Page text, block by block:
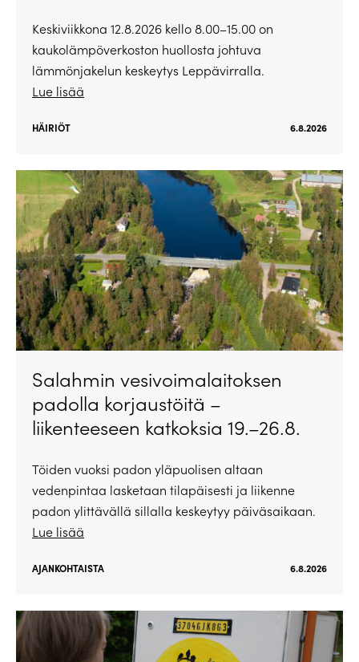
Keskiviikkona 12.8.2026 kello 8.00–15.00 on
kaukolämpöverkoston huollosta johtuva
lämmönjakelun keskeytys Leppävirralla.
Lue lisää
HÄIRIÖT 6.8.2026
Salahmin vesivoimalaitoksen
padolla korjaustöitä –
liikenteeseen katkoksia 19.–26.8.
Töiden vuoksi padon yläpuolisen altaan
vedenpintaa lasketaan tilapäisesti ja liikenne
padon ylittävällä sillalla keskeytyy päiväsaikaan.
Lue lisää
AJANKOHTAISTA 6.8.2026